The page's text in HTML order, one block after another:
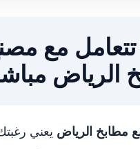
تتعامل مع
الرياض
مطابخ الرياض يعني